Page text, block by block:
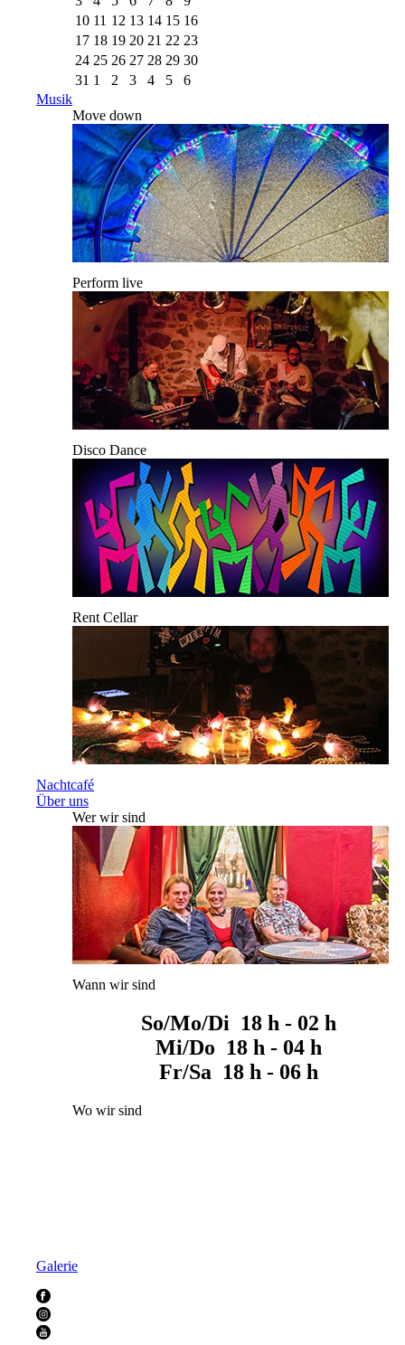
10 11 12 13 14 15 16
17 18 19 20 21 22 23
24 25 26 27 28 29 30
31 1 2 3 4 5
6
Musik
Move down
Perform live
Disco Dance
Rent Cellar
Nachtcafé
Über uns
Wer wir sind
Wann wir sind
So/Mo/Di 18 h - 02 h
Mi/Do 18 h - 04 h
Fr/Sa 18 h - 06 h
Wo wir sind
Galerie